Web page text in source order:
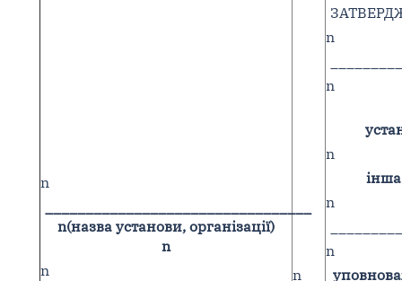
n
n(назва установи, організації)
n
n
n
n
n
n
n
n